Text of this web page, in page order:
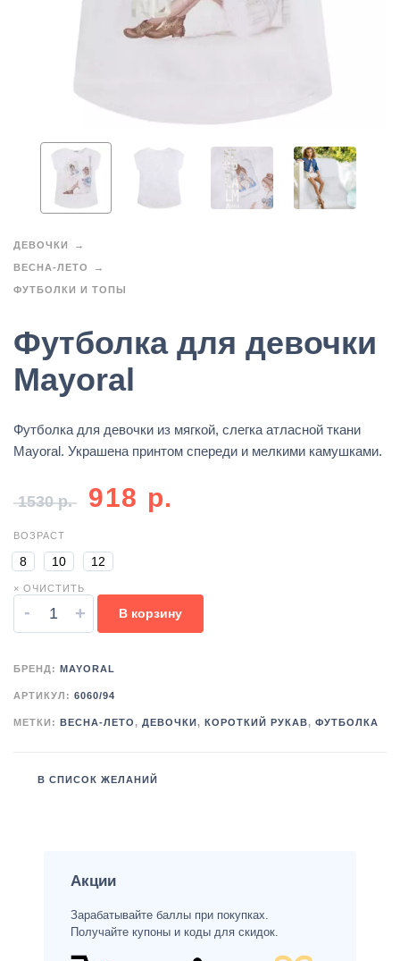
ДЕВОЧКИ
ВЕСНА-ЛЕТО
ФУТБОЛКИ И ТОПЫ
Футболка для девочки
Mayoral
Футболка для девочки из мягкой, слегка атласной ткани
Mayoral. Украшена принтом спереди и мелкими камушками.
1530р. 918 р.
ВОЗРАСТ
8 10 12
× ОЧИСТИТЬ
- + В корзину
БРЕНД: MAYORAL
АРТИКУЛ: 6060/94
МЕТКИ: ВЕСНА-ЛЕТО, ДЕВОЧКИ , КОРОТКИЙ РУКАВ, ФУТБОЛКА
В СПИСОК ЖЕЛАНИЙ
Акции
Зарабатывайте баллы при покупках.
Получайте купоны и коды для скидок.